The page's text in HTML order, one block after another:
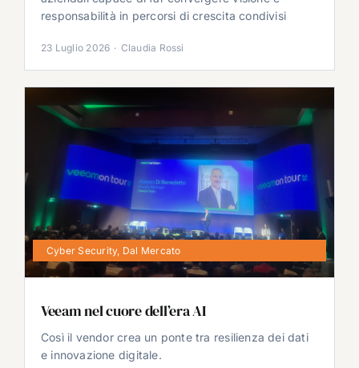
responsabilità in percorsi di crescita condivisi
23 Luglio 2026 · Claudia Rossi
Cyber Security, Dal Mercato
Veeam nel cuore dell’era AI
Così il vendor crea un ponte tra resilienza dei dati
e innovazione digitale.